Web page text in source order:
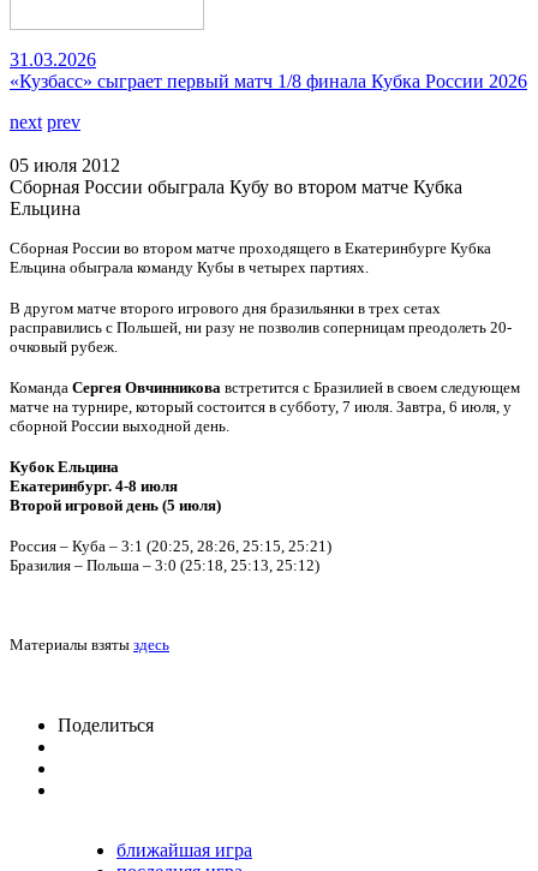
31.03.2026
«Кузбасс» сыграет первый матч 1/8 финала Кубка России 2026
next prev
05 июля 2012
Сборная России обыграла Кубу во втором матче Кубка
Ельцина
Сборная России во втором матче проходящего в Екатеринбурге Кубка
Ельцина обыграла команду Кубы в четырех партиях.
В другом матче второго игрового дня бразильянки в трех сетах
расправились с Польшей, ни разу не позволив соперницам преодолеть 20-
очковый рубеж.
Команда Сергея Овчинникова встретится с Бразилией в своем следующем
матче на турнире, который состоится в субботу, 7 июля. Завтра, 6 июля, у
сборной России выходной день.
Кубок Ельцина
Екатеринбург. 4-8 июля
Второй игровой день (5 июля)
Россия – Куба – 3:1 (20:25, 28:26, 25:15, 25:21)
Бразилия – Польша – 3:0 (25:18, 25:13, 25:12)
Материалы взяты здесь
Поделиться
ближайшая игра